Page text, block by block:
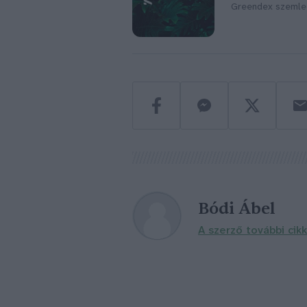
Greendex szemle
Bódi Ábel
A szerző további